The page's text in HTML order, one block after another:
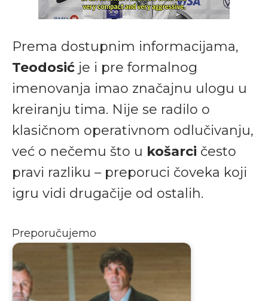
Prema dostupnim informacijama,
Teodosić je i pre formalnog
imenovanja imao značajnu ulogu u
kreiranju tima. Nije se radilo o
klasičnom operativnom odlučivanju,
već o nečemu što u košarci često
pravi razliku – preporuci čoveka koji
igru vidi drugačije od ostalih.
Preporučujemo